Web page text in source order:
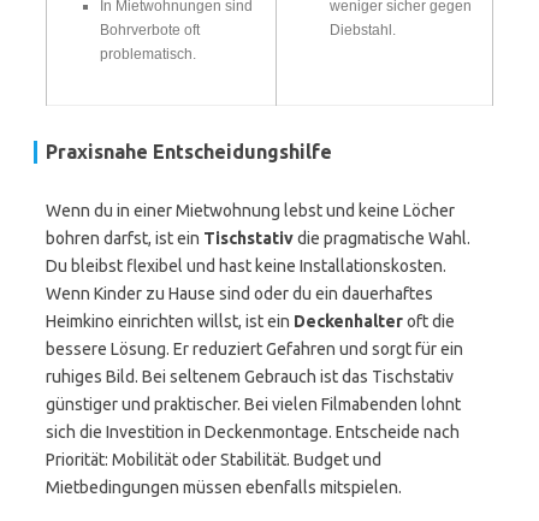
In Mietwohnungen sind
Bohrverbote oft
problematisch.
weniger sicher gegen
Diebstahl.
Praxisnahe Entscheidungshilfe
Wenn du in einer Mietwohnung lebst und keine Löcher
bohren darfst, ist ein Tischstativdie pragmatische Wahl.
Du bleibst flexibel und hast keine Installationskosten.
Wenn Kinder zu Hause sind oder du ein dauerhaftes
Heimkino einrichten willst, ist ein Deckenhalteroft die
bessere Lösung. Er reduziert Gefahren und sorgt für ein
ruhiges Bild. Bei seltenem Gebrauch ist das Tischstativ
günstiger und praktischer. Bei vielen Filmabenden lohnt
sich die Investition in Deckenmontage. Entscheide nach
Priorität: Mobilität oder Stabilität. Budget und
Mietbedingungen müssen ebenfalls mitspielen.